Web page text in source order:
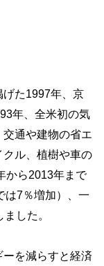
げた1997年、京
年、全米初の気
通や建物の省エ
ル、植樹や車の
から2013年まで
は7％増加）、一
した。
を減らすと経済